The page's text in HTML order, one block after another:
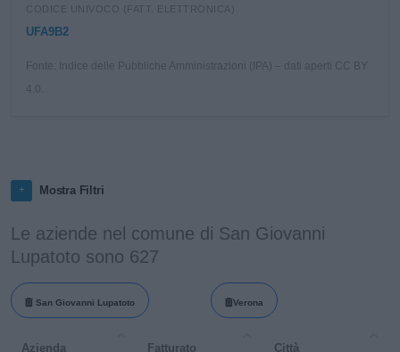
CODICE UNIVOCO (FATT. ELETTRONICA)
UFA9B2
Fonte: Indice delle Pubbliche Amministrazioni (IPA) – dati aperti CC BY
Mostra Filtri
Le aziende nel comune di San Giovanni
Lupatoto sono 627
San Giovanni Lupatoto Verona
Azienda Fatturato Città